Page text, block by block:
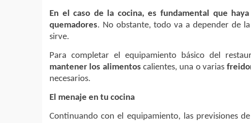
En el caso de la cocina, es fundamental que
quemadores. No obstante, todo va a depender de
sirve.
Para completar el equipamiento básico del
mantener los alimentos calientes, una o varias
necesarios.
El menaje en tu cocina
Continuando con el equipamiento, las previsiones